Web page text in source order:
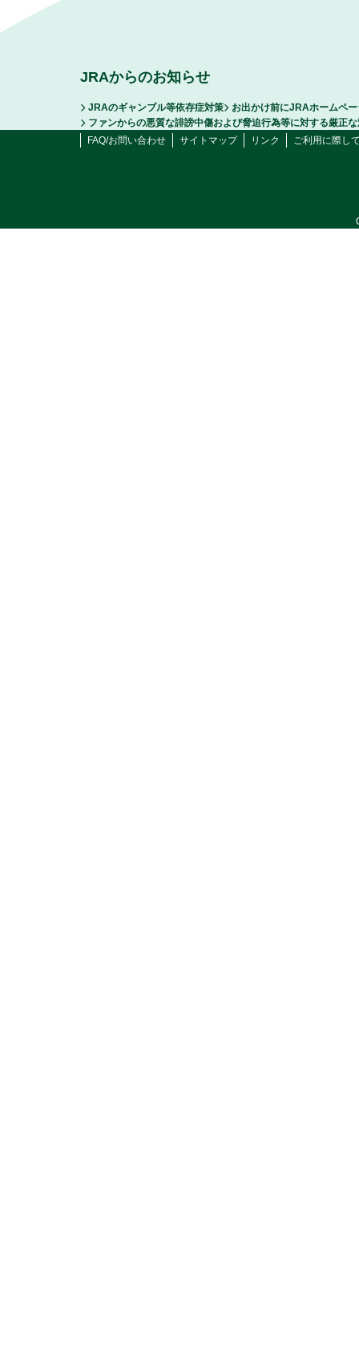
JRAからのお知らせ
JRAのギャンブル等依存症対策
お出かけ前にJRAホームペ
ファンからの悪質な誹謗中傷および脅迫行為等に対する厳正
FAQ/お問い合わせ
サイトマップ リンク ご利用に際し